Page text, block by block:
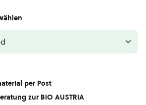
per Post
zur BIO AUSTRIA